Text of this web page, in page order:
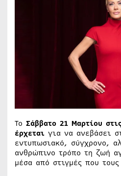
Το Σάββατο 21 Μαρτίου
έρχεται για να ανεβάσει
εντυπωσιακό, σύγχρονο,
ανθρώπινο τρόπο τη ζωή
μέσα από στιγμές που